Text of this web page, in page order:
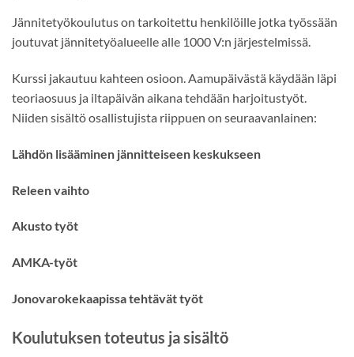
Jännitetyökoulutus on tarkoitettu henkilöille jotka työssään
joutuvat jännitetyöalueelle alle 1000 V:n järjestelmissä.
Kurssi jakautuu kahteen osioon. Aamupäivästä käydään läpi
teoriaosuus ja iltapäivän aikana tehdään harjoitustyöt.
Niiden sisältö osallistujista riippuen on seuraavanlainen:
Lähdön lisääminen jännitteiseen keskukseen
Releen vaihto
Akusto työt
AMKA-työt
Jonovarokekaapissa tehtävät työt
Koulutuksen toteutus ja sisältö